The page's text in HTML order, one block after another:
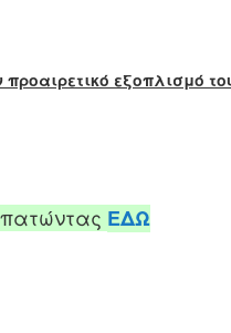
προαιρετικό εξοπλισμό
ΕΔΩ